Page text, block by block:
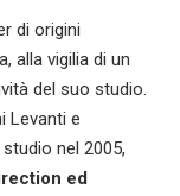
di origini
alla vigilia di un
del suo studio.
Levanti e
nel 2005,
ed